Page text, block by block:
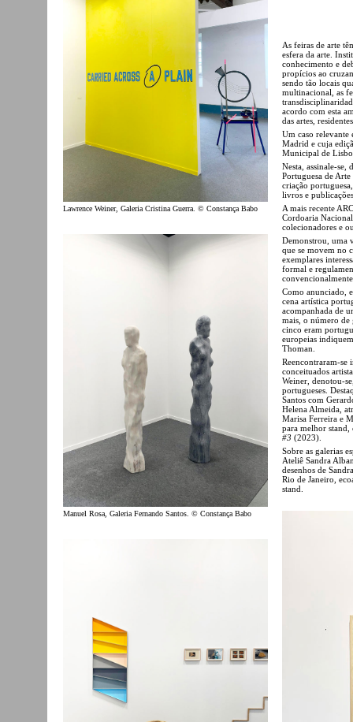
Lawrence Weiner, Galeria Cristina Guerra. © Constança Babo
Manuel Rosa, Galeria Fernando Santos. © Constança Babo
As feiras de arte
esfera da arte.
conhecimento e
propícios ao
sendo tão locais
multinacional, as
acordo com esta
das artes,
Um caso relevante
Madrid e cuja
Municipal de
Nesta, assinale-se,
Portuguesa de
criação
livros e
A mais recente
Cordoaria
colecionadores e
Demonstrou, uma
que se movem no
exemplares
formal e
Como anunciado,
cena artística
acompanhada de
mais, o número de
cinco eram
europeias
Thoman.
Reencontraram-se
conceituados
Weiner, denotou-
portugueses.
Santos com
Helena Almeida,
Marisa Ferreira e
para melhor
#3 (2023).
Sobre as galerias
Ateliê Sandra
desenhos de
Rio de Janeiro,
stand.